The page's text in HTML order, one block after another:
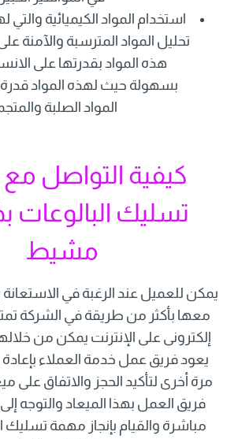
استخدام المواد الكيميائية والتي
تحليل المواد المترسبة والآمنة
هذه المواد بقدرتها على
بسهولة حيث لهذه المواد قدرة
المواد الصلبة
كيفية التواصل
تسليك
مشيط
يمكن للعميل عند الرغبة في
معها بأكثر من طريقة في الشركة
إلكترونى على الإنترنت يمكن من
يعود فريق عمل خدمة العملاء
مرة أخرى لتأكيد الحجز والاتفاق على
فريق العمل بهذا الميعاد والتوجه
مباشرة والقيام بإنجاز مهمة تسليك